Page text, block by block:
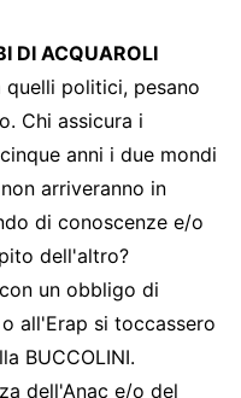
DI ACQUAROLI
politici, pesano
Chi assicura i
anni i due mondi
arriveranno in
di conoscenze e/o
dell'altro?
un obbligo di
all'Erap si toccassero
BUCCOLINI.
dell'Anac e/o del